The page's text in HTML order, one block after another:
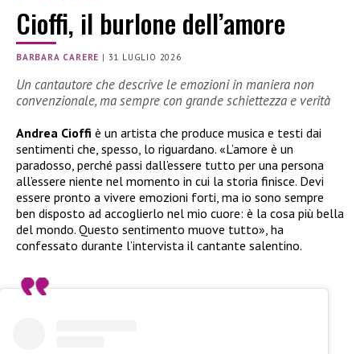
Cioffi, il burlone dell’amore
BARBARA CARERE | 31 LUGLIO 2026
Un cantautore che descrive le emozioni in maniera non
convenzionale, ma sempre con grande schiettezza e verità
Andrea Cioffi è un artista che produce musica e testi dai
sentimenti che, spesso, lo riguardano. «L’amore è un
paradosso, perché passi dall’essere tutto per una persona
all’essere niente nel momento in cui la storia finisce. Devi
essere pronto a vivere emozioni forti, ma io sono sempre
ben disposto ad accoglierlo nel mio cuore: è la cosa più bella
del mondo. Questo sentimento muove tutto», ha
confessato durante l’intervista il cantante salentino.